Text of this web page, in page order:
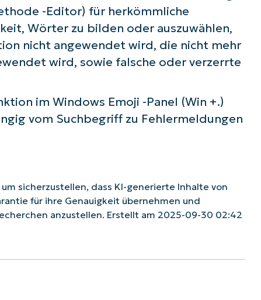
-Editor) für herkömmliche
Wörter zu bilden oder auszuwählen,
nicht angewendet wird, die nicht mehr
wird, sowie falsche oder verzerrte
im Windows Emoji -Panel (Win +.)
vom Suchbegriff zu Fehlermeldungen
sicherzustellen, dass KI-generierte Inhalte von
für ihre Genauigkeit übernehmen und
anzustellen. Erstellt am 2025-09-30 02:42